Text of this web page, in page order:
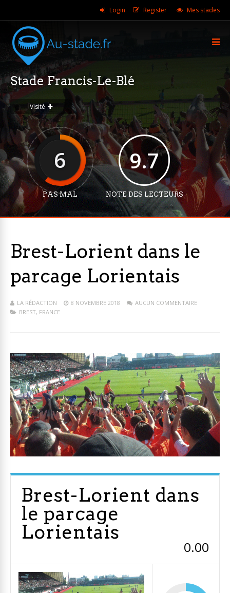
Login Register Mes stades
Stade Francis-Le-Blé
Visité
6
PAS MAL
9.7
NOTE DES LECTEURS
Brest-Lorient dans le
parcage Lorientais
LA RÉDACTION 8 NOVEMBRE 2018
AUCUN COMMENTAIRE
BREST, FRANCE
Brest-Lorient dans
le parcage
Lorientais
0.00